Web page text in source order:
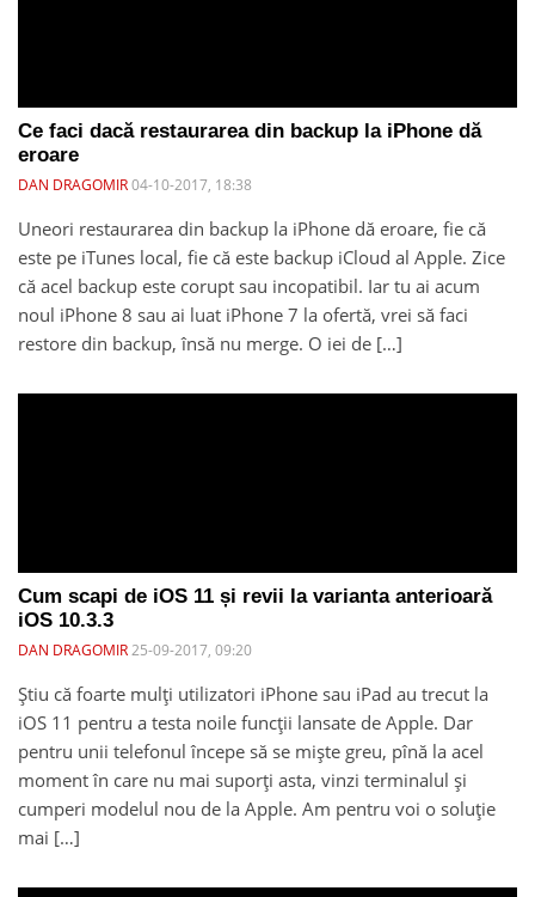
Ce faci dacă restaurarea din backup la iPhone dă
eroare
DAN DRAGOMIR04-10-2017, 18:38
Uneori restaurarea din backup la iPhone dă eroare, fie că
este pe iTunes local, fie că este backup iCloud al Apple. Zice
că acel backup este corupt sau incopatibil. Iar tu ai acum
noul iPhone 8 sau ai luat iPhone 7 la ofertă, vrei să faci
restore din backup, însă nu merge. O iei de […]
Cum scapi de iOS 11 și revii la varianta anterioară
iOS 10.3.3
DAN DRAGOMIR25-09-2017, 09:20
Știu că foarte mulți utilizatori iPhone sau iPad au trecut la
iOS 11 pentru a testa noile funcții lansate de Apple. Dar
pentru unii telefonul începe să se miște greu, pînă la acel
moment în care nu mai suporți asta, vinzi terminalul și
cumperi modelul nou de la Apple. Am pentru voi o soluție
mai […]